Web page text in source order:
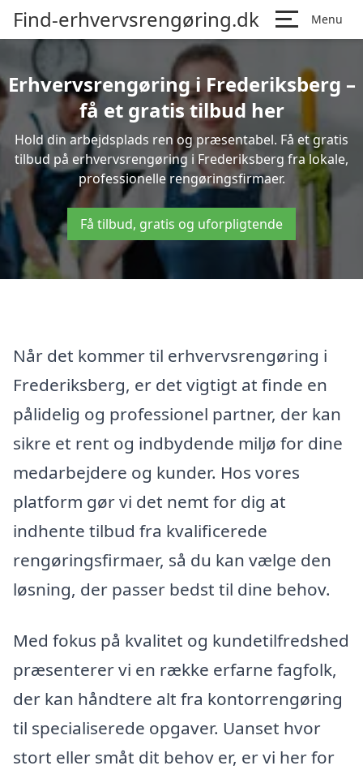
Find-erhvervsrengøring.dk Menu
Erhvervsrengøring i Frederiksberg –
få et gratis tilbud her
Hold din arbejdsplads ren og præsentabel. Få et gratis
tilbud på erhvervsrengøring i Frederiksberg fra lokale,
professionelle rengøringsfirmaer.
Få tilbud, gratis og uforpligtende
Når det kommer til erhvervsrengøring i
Frederiksberg, er det vigtigt at finde en
pålidelig og professionel partner, der kan
sikre et rent og indbydende miljø for dine
medarbejdere og kunder. Hos vores
platform gør vi det nemt for dig at
indhente tilbud fra kvalificerede
rengøringsfirmaer, så du kan vælge den
løsning, der passer bedst til dine behov.
Med fokus på kvalitet og kundetilfredshed
præsenterer vi en række erfarne fagfolk,
der kan håndtere alt fra kontorrengøring
til specialiserede opgaver. Uanset hvor
stort eller småt dit behov er, er vi her for